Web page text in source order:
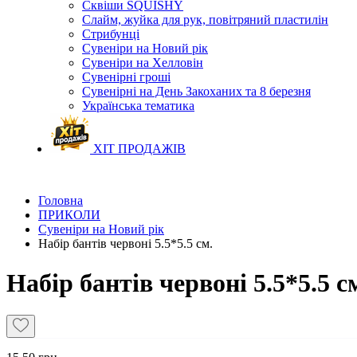
Сквіши SQUISHY
Слайм, жуйка для рук, повітряний пластилін
Стрибунці
Сувеніри на Новий рік
Сувеніри на Хелловін
Сувенірні гроші
Сувенірні на День Закоханих та 8 березня
Українська тематика
ХІТ ПРОДАЖІВ
Головна
ПРИКОЛИ
Сувеніри на Новий рік
Набір бантів червоні 5.5*5.5 см.
Набір бантів червоні 5.5*5.5